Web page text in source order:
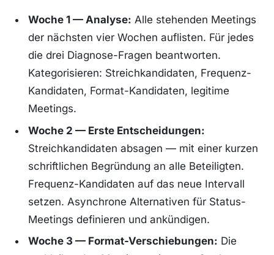
Woche 1 — Analyse: Alle stehenden Meetings
der nächsten vier Wochen auflisten. Für jedes
die drei Diagnose-Fragen beantworten.
Kategorisieren: Streichkandidaten, Frequenz-
Kandidaten, Format-Kandidaten, legitime
Meetings.
Woche 2 — Erste Entscheidungen:
Streichkandidaten absagen — mit einer kurzen
schriftlichen Begründung an alle Beteiligten.
Frequenz-Kandidaten auf das neue Intervall
setzen. Asynchrone Alternativen für Status-
Meetings definieren und ankündigen.
Woche 3 — Format-Verschiebungen: Die